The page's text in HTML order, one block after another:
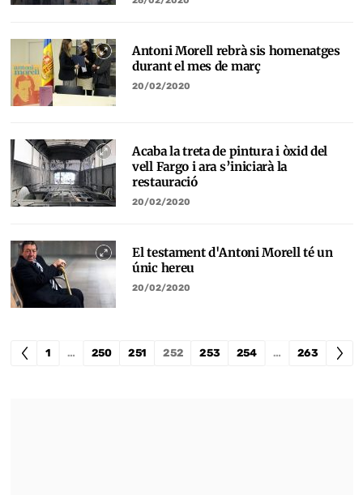
Antoni Morell rebrà sis homenatges
durant el mes de març
20/02/2020
Acaba la treta de pintura i òxid del
vell Fargo i ara s’iniciarà la
restauració
20/02/2020
El testament d'Antoni Morell té un
únic hereu
20/02/2020
1 … 250 251 252 253 254 … 263